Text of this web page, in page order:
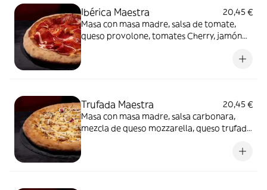
Ibérica Maestra
20,45 €
Masa con masa madre, salsa de tomate,
queso provolone, tomates Cherry, jamón
Trufada Maestra
20,45 €
Masa con masa madre, salsa carbonara,
mezcla de queso mozzarella, queso trufado